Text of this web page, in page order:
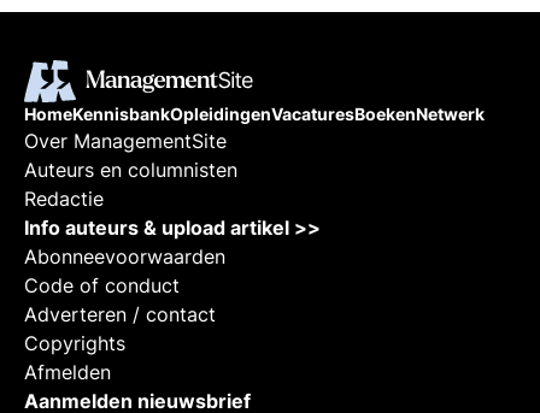
HomeKennisbankOpleidingenVacaturesBoekenNetwerk
Over ManagementSite
Auteurs en columnisten
Redactie
Info auteurs & upload artikel >>
Abonneevoorwaarden
Code of conduct
Adverteren / contact
Copyrights
Afmelden
Aanmelden nieuwsbrief